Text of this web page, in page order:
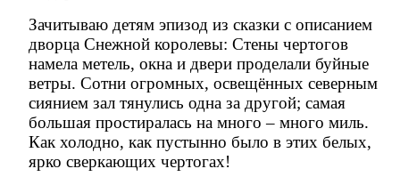
Зачитываю детям эпизод из сказки с описанием
дворца Снежной королевы: Стены чертогов
намела метель, окна и двери проделали буйные
ветры. Сотни огромных, освещённых северным
сиянием зал тянулись одна за другой; самая
большая простиралась на много – много миль.
Как холодно, как пустынно было в этих белых,
ярко сверкающих чертогах!